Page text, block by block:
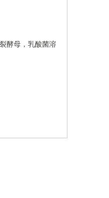
酵母，乳酸菌溶